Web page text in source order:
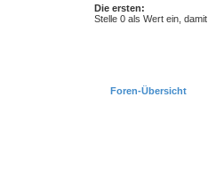
Die ersten:
Stelle 0 als Wert ein,
Foren-Übersicht